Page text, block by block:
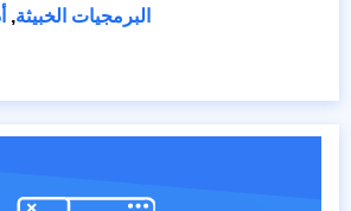
البرمجيات الخبيثة,